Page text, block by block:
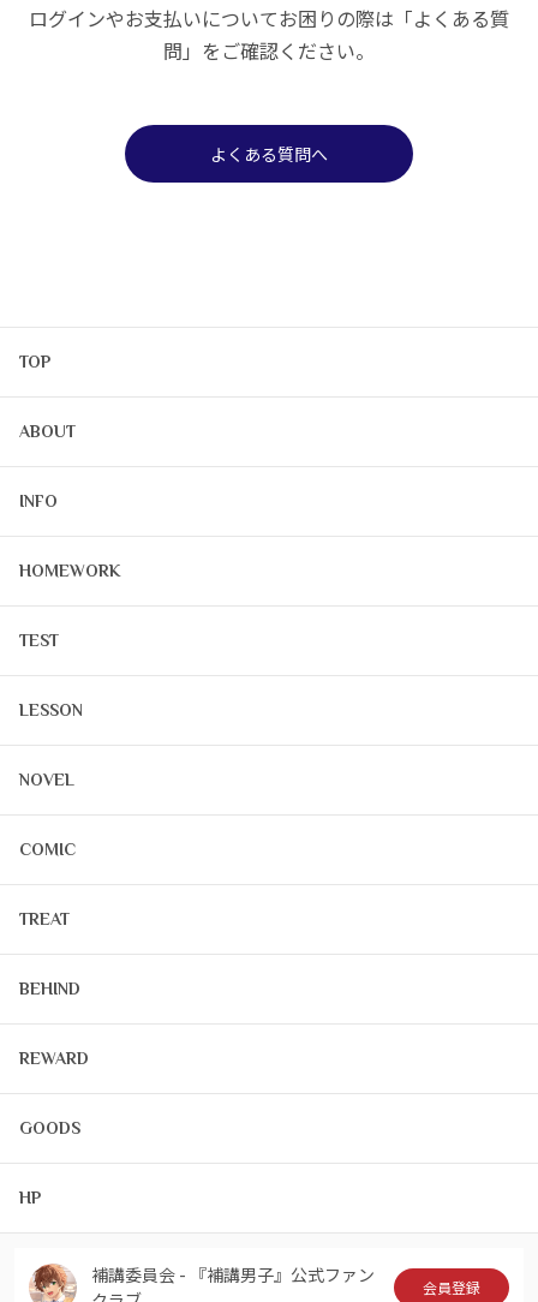
ログインやお支払いについてお困りの際は「よくある質
問」をご確認ください。
よくある質問へ
TOP
ABOUT
INFO
HOMEWORK
TEST
LESSON
NOVEL
COMIC
TREAT
BEHIND
REWARD
GOODS
HP
補講委員会 - 『補講男子』公式ファン
会員登録